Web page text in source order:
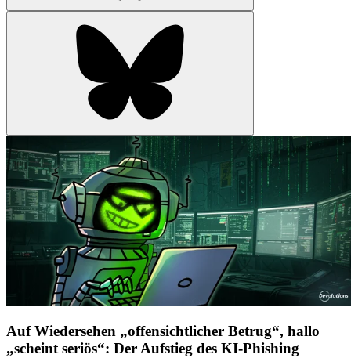
Auf Wiedersehen „offensichtlicher Betrug“, hallo
„scheint seriös“: Der Aufstieg des KI-Phishing